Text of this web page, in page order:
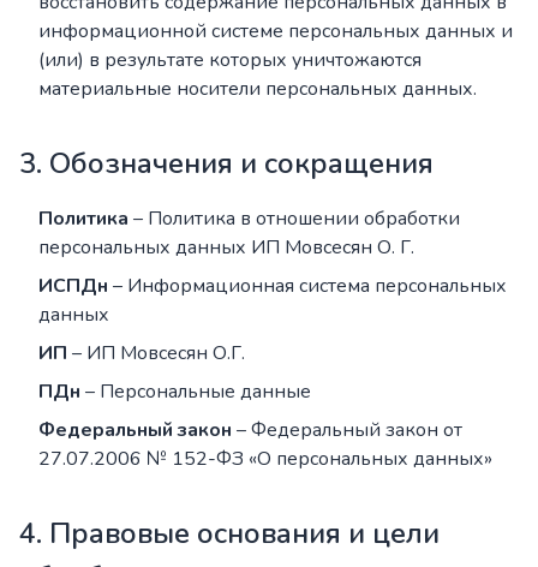
информационной системе персональных данных и
(или) в результате которых уничтожаются
материальные носители персональных данных.
3. Обозначения и сокращения
Политика – Политика в отношении обработки
персональных данных ИП Мовсесян О. Г.
ИСПДн – Информационная система персональных
данных
ИП – ИП Мовсесян О.Г.
ПДн – Персональные данные
Федеральный закон – Федеральный закон от
27.07.2006 № 152-ФЗ «О персональных данных»
4. Правовые основания и цели